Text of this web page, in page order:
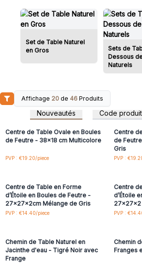
Set de Table Naturel
en Gros
Sets de
Dessous
Naturels
Affichage 20 de 46 Produits
Nouveautés Code produit
Connectez-vous ou
inscrivez-vous pour
accéder aux prix de gros
Centre de Table Ovale en Boules
de Feutre - 38x18 cm Multicolore
PVP : €19.20/piece
Centre
de
Gris
PVP :
Connectez-vous ou
Centre de Table en Forme
d’Étoile en Boules de Feutre -
27x27x2cm Mélange de Gris
PVP : €14.40/piece
Centre
d’Étoile
27x27x2
PVP :
Connectez-vous ou
Chemin de Table Naturel en
Jacinthe d'eau - Tigré Noir avec
Frange
Chemin
Franges